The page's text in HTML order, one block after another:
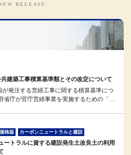
建築工事積算基準類とその改定について
が発注する営繕工事に関する積算基準につ
省庁が官庁営繕事業を実施するための「統
格版 カーボンニュートラルと建設
ートラルに資する建設発生土改良土の利用